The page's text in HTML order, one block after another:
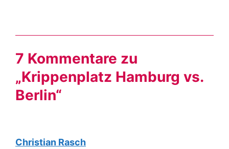
7 Kommentare zu
„Krippenplatz Hamburg vs.
Berlin“
Christian Rasch